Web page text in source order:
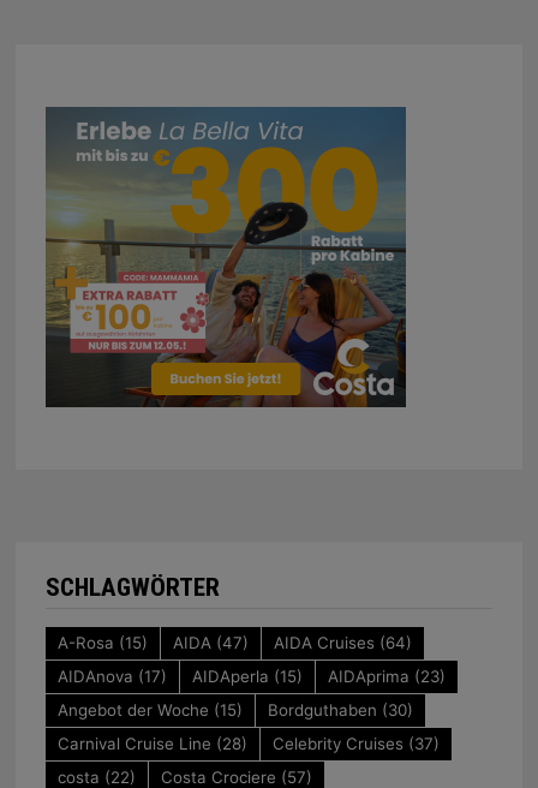
SCHLAGWÖRTER
A-Rosa (15) AIDA (47) AIDA Cruises (64)
AIDAnova (17) AIDAperla (15) AIDAprima (23)
Angebot der Woche (15) Bordguthaben (30)
Carnival Cruise Line (28) Celebrity Cruises (37)
costa (22) Costa Crociere (57)